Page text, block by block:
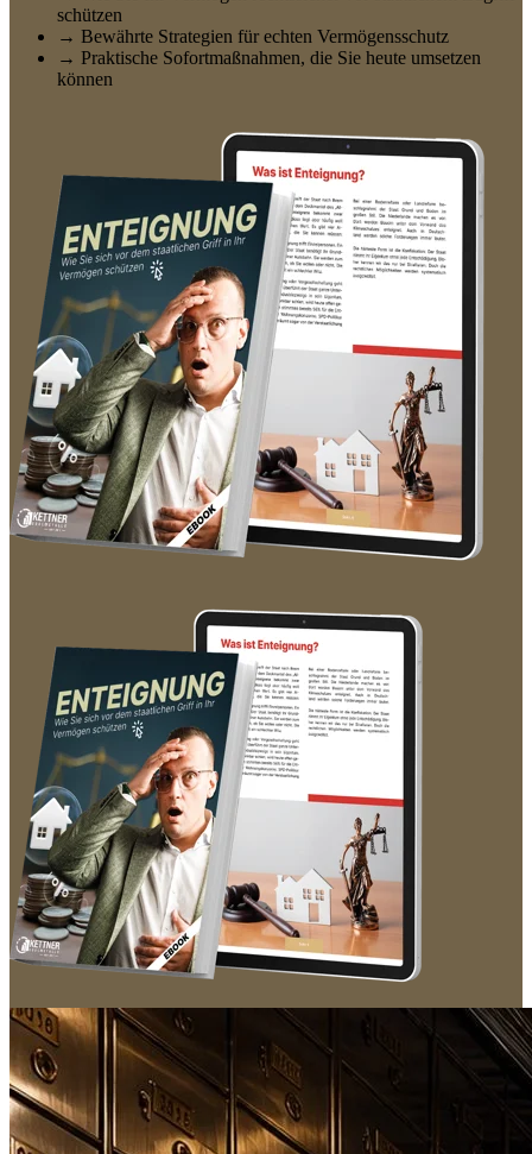
schützen
→ Bewährte Strategien für echten Vermögensschutz
→ Praktische Sofortmaßnahmen, die Sie heute umsetzen
können